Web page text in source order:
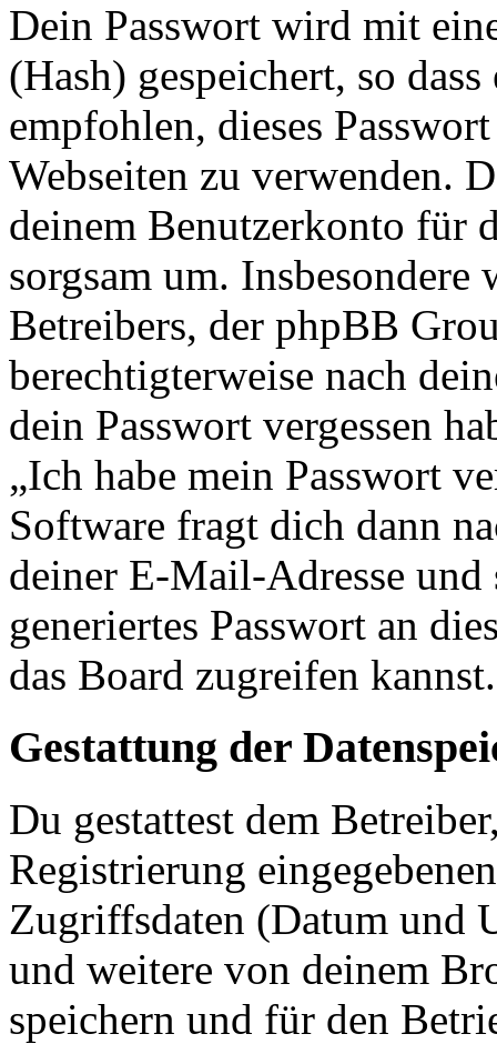
Dein Passwort wird mit
(Hash) gespeichert, so
empfohlen, dieses
Webseiten zu verwenden.
deinem Benutzerkonto für
sorgsam um.
Betreibers, der phpBB
berechtigterweise nach
dein Passwort vergessen
„Ich habe mein Passwort
Software fragt dich dann
deiner E-Mail-Adresse und
generiertes Passwort an
das Board zugreifen kannst.
Gestattung der
Du gestattest dem
Registrierung
Zugriffsdaten (Datum und
und weitere von deinem
speichern und für den